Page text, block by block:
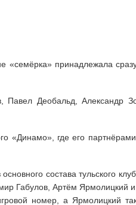
принадлежала
Деобальд, Александр
«Динамо», где его
состава тульского
Габулов, Артём Ярмолицкий и
номер, а Ярмолицкий